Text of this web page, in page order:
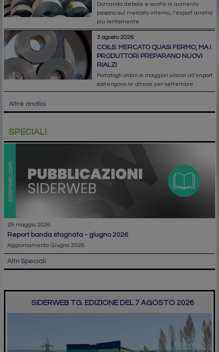
Domanda debole e scorte in aumento
pesano sul mercato interno; l’export arretra
più lentamente
3 agosto 2026
COILS: MERCATO QUASI FERMO, MA I
PRODUTTORI PREPARANO NUOVI
RIALZI
Portafogli ordini e maggiori vincoli all’import
sostengono le attese per settembre
Altre analisi
SPECIALI
29 maggio 2026
report banda stagnata - giugno 2026
Aggiornamento Giugno 2026
Altri Speciali
SIDERWEB TG. EDIZIONE DEL 7 AGOSTO 2026